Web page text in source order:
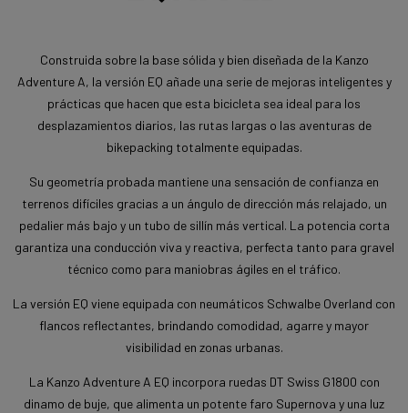
Construida sobre la base sólida y bien diseñada de la Kanzo
Adventure A, la versión EQ añade una serie de mejoras inteligentes y
prácticas que hacen que esta bicicleta sea ideal para los
desplazamientos diarios, las rutas largas o las aventuras de
bikepacking totalmente equipadas.
Su geometría probada mantiene una sensación de confianza en
terrenos difíciles gracias a un ángulo de dirección más relajado, un
pedalier más bajo y un tubo de sillín más vertical. La potencia corta
garantiza una conducción viva y reactiva, perfecta tanto para gravel
técnico como para maniobras ágiles en el tráfico.
La versión EQ viene equipada con neumáticos Schwalbe Overland con
flancos reflectantes, brindando comodidad, agarre y mayor
visibilidad en zonas urbanas.
La Kanzo Adventure A EQ incorpora ruedas DT Swiss G1800 con
dinamo de buje, que alimenta un potente faro Supernova y una luz